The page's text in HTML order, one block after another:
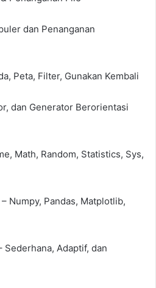
dan Penanganan
Peta, Filter, Gunakan Kembali
dan Generator Berorientasi
Math, Random, Statistics, Sys,
Numpy, Pandas, Matplotlib,
Sederhana, Adaptif, dan